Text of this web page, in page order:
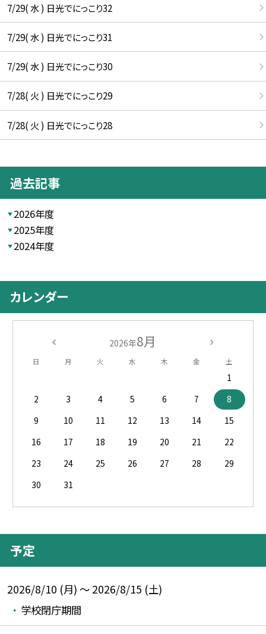
7/29( 水 ) 日光でにっこり32
7/29( 水 ) 日光でにっこり31
7/29( 水 ) 日光でにっこり30
7/28( 火 ) 日光でにっこり29
7/28( 火 ) 日光でにっこり28
過去記事
2026年度
2025年度
2024年度
カレンダー
2026年8月
日 月 火 水 木 金 土
1
2
3 4 5 6 7
8
9
10 11 12 13 14
15
16
17 18 19 20 21
22
23
24 25 26 27 28
29
30
31
予定
2026/8/10 (月) ～ 2026/8/15 (土)
学校閉庁期間